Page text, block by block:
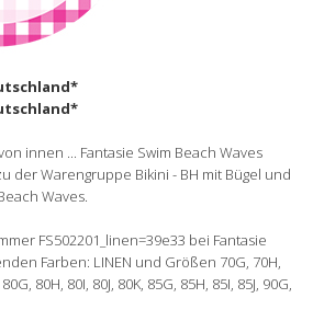
innen ... Fantasie Swim Beach Waves
der Warengruppe Bikini - BH mit Bügel und
Waves.
FS502201_linen=39e33 bei Fantasie
Farben: LINEN und Größen 70G, 70H,
80H, 80I, 80J, 80K, 85G, 85H, 85I, 85J, 90G,